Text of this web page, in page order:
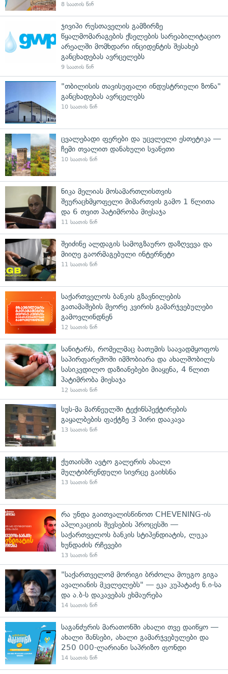
8 საათის წინ
ჯივიპი რუსთაველის გამზირზე
წყალმომარაგების ქსელების სარეაბილიტაციო
არეალში მომხდარი ინციდენტის შესახებ
განცხადებას ავრცელებს
9 საათის წინ
"თბილისის თავისუფალი ინდუსტრიული ზონა"
განცხადებას ავრცელებს
10 საათის წინ
ცვალებადი ფერები და უცვლელი ესთეტიკა —
ჩემი თვალით დანახული სვანეთი
10 საათის წინ
ნიკა მელიას მოსამართლისთვის
შეურაცხმყოფელი მიმართვის გამო 1 წლითა
და 6 თვით პატიმრობა მიესაჯა
11 საათის წინ
შეიძინე ალდაგის სამოგზაურო დაზღვევა და
მიიღე გაორმაგებული ინტერნეტი
11 საათის წინ
საქართველოს ბანკის გზავნილების
გათამაშების მეორე კვირის გამარჯვებულები
გამოვლინდნენ
12 საათის წინ
სანიტარს, რომელმაც ბათუმის საავადმყოფოს
საპირფარეშოში იმშობიარა და ახალშობილს
სასიკვდილო დაზიანებები მიაყენა, 4 წლით
პატიმრობა მიესაჯა
12 საათის წინ
სუს-მა მარნეულში ტექინსპექტირების
გაყალბების ფაქტზე 3 პირი დააკავა
13 საათის წინ
ქუთაისში ავტო გალერის ახალი
მულტიბრენდული სივრცე გაიხსნა
13 საათის წინ
რა უნდა გაითვალისწინოთ CHEVENING-ის
აპლიკაციის შევსების პროცესში —
საქართველოს ბანკის სტიპენდიატის, ლუკა
ხუნდაძის რჩევები
13 საათის წინ
"საქართველომ მორიგი ბრძოლა მოუგო გიგა
ავალიანის მკვლელებს" — ეკა კუპატაძე ნ.ი-სა
და ა.ბ-ს დაკავებას ეხმაურება
14 საათის წინ
საგანძურის მარათონში ახალი თვე დაიწყო —
ახალი შანსები, ახალი გამარჯვებულები და
250 000-ლარიანი საპრიზო ფონდი
14 საათის წინ